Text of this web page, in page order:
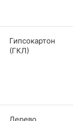
Гипсокартон
(ГКЛ)